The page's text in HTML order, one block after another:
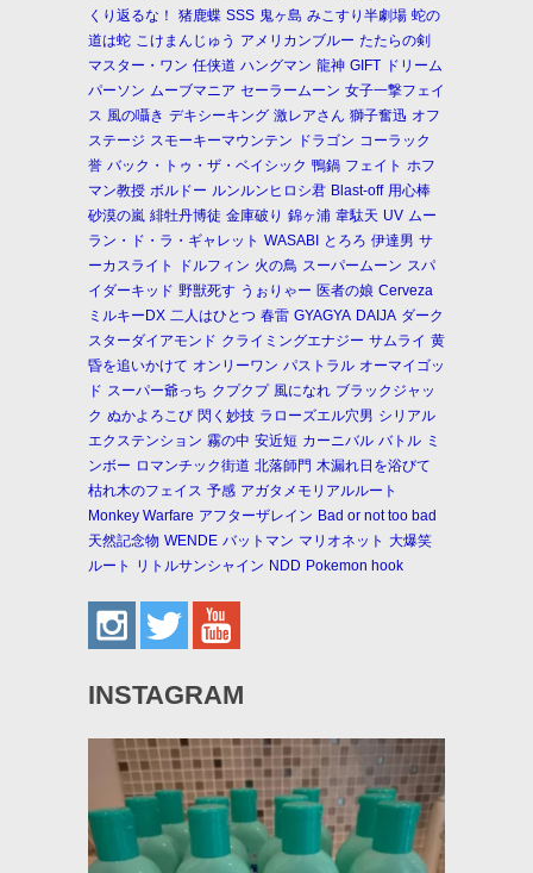
くり返るな！
猪鹿蝶 SSS 鬼ヶ島 みこすり半劇場 蛇の
道は蛇 こけまんじゅう アメリカンブルー たたらの剣
マスター・ワン 任侠道 ハングマン 龍神 GIFT ドリーム
パーソン ムーブマニア セーラームーン 女子一撃フェイ
ス 風の囁き デキシーキング 激レアさん 獅子奮迅 オフ
ステージ スモーキーマウンテン ドラゴン コーラック
誉 バック・トゥ・ザ・ベイシック 鴨鍋 フェイト ホフ
マン教授 ボルドー ルンルンヒロシ君 Blast-off 用心棒
砂漠の嵐 緋牡丹博徒 金庫破り 錦ヶ浦 韋駄天 UV ムー
ラン・ド・ラ・ギャレット WASABI とろろ 伊達男 サ
ーカスライト
ドルフィン 火の鳥 スーパームーン スパ
イダーキッド 野獣死す うぉりゃー 医者の娘 Cerveza
ミルキーDX 二人はひとつ 春雷 GYAGYA DAIJA ダーク
スターダイアモンド クライミングエナジー サムライ 黄
昏を追いかけて オンリーワン パストラル オーマイゴッ
ド スーパー爺っち クプクプ 風になれ ブラックジャッ
ク ぬかよろこび 閃く妙技 ラローズエル穴男 シリアル
エクステンション 霧の中 安近短 カーニバル バトル ミ
ンボー ロマンチック街道 北落師門 木漏れ日を浴びて
枯れ木のフェイス 予感 アガタメモリアルルート
Monkey Warfare アフターザレイン Bad or not too bad
天然記念物 WENDE バットマン マリオネット 大爆笑
ルート
リトルサンシャイン NDD Pokemon hook
INSTAGRAM